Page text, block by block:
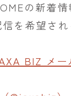
の新着
信を希望さ
BIZ メー